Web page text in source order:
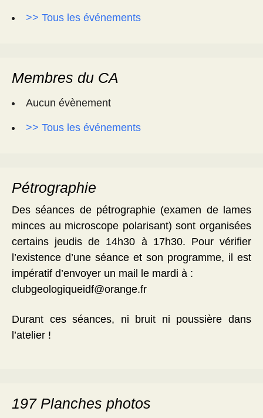
>> Tous les événements
Membres du CA
Aucun évènement
>> Tous les événements
Pétrographie
Des séances de pétrographie (examen de lames
minces au microscope polarisant) sont organisées
certains jeudis de 14h30 à 17h30. Pour vérifier
l’existence d’une séance et son programme, il est
impératif d’envoyer un mail le mardi à :
clubgeologiqueidf@orange.fr
Durant ces séances, ni bruit ni poussière dans
l’atelier !
197 Planches photos